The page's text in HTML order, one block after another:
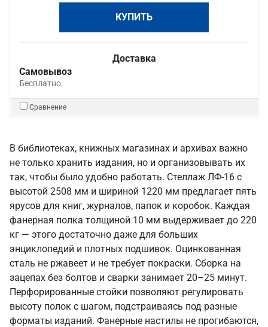
КУПИТЬ
Доставка
Самовывоз
Бесплатно.
Сравнение
В библиотеках, книжных магазинах и архивах важно
не только хранить издания, но и организовывать их
так, чтобы было удобно работать. Стеллаж ЛФ-16 с
высотой 2508 мм и шириной 1220 мм предлагает пять
ярусов для книг, журналов, папок и коробок. Каждая
фанерная полка толщиной 10 мм выдерживает до 220
кг — этого достаточно даже для больших
энциклопедий и плотных подшивок. Оцинкованная
сталь не ржавеет и не требует покраски. Сборка на
зацепах без болтов и сварки занимает 20–25 минут.
Перфорированные стойки позволяют регулировать
высоту полок с шагом, подстраиваясь под разные
форматы изданий. Фанерные настилы не прогибаются,